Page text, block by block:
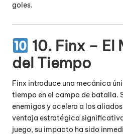
goles.
10. Finx –
del Tiempo
Finx introduce una mecánica
tiempo en el campo de batalla.
enemigos y acelera a los
ventaja estratégica
juego, su impacto ha sido